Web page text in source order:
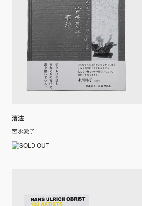
漕法
宮永愛子